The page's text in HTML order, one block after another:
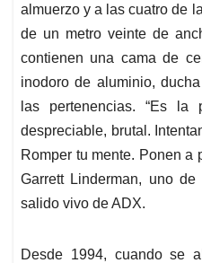
almuerzo y a las cuatro de
de un metro veinte de
contienen una cama de
inodoro de aluminio,
las pertenencias. “Es la
despreciable, brutal.
Romper tu mente. Ponen a
Garrett Linderman, uno
salido vivo de ADX.
Desde 1994, cuando se